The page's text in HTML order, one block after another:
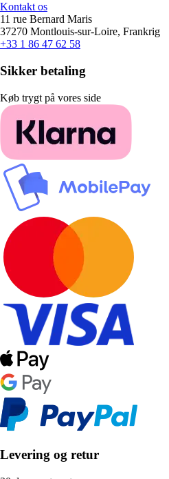
Kontakt os
11 rue Bernard Maris
37270 Montlouis-sur-Loire, Frankrig
+33 1 86 47 62 58
Sikker betaling
Køb trygt på vores side
Levering og retur